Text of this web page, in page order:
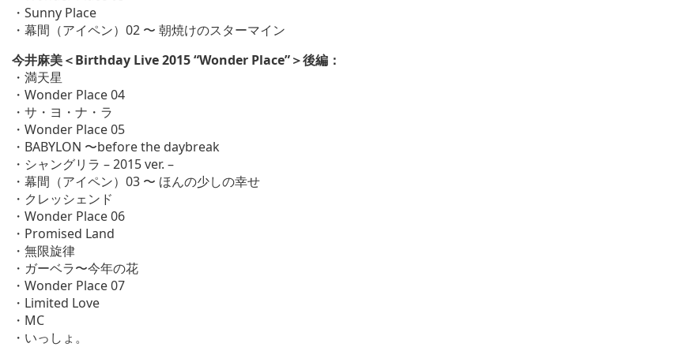
・Sunny Place
・幕間（アイペン）02 〜 朝焼けのスターマイン
今井麻美＜Birthday Live 2015 “Wonder Place”＞後編：
・満天星
・Wonder Place 04
・サ・ヨ・ナ・ラ
・Wonder Place 05
・BABYLON 〜before the daybreak
・シャングリラ – 2015 ver. –
・幕間（アイペン）03 〜 ほんの少しの幸せ
・クレッシェンド
・Wonder Place 06
・Promised Land
・無限旋律
・ガーベラ〜今年の花
・Wonder Place 07
・Limited Love
・MC
・いっしょ。